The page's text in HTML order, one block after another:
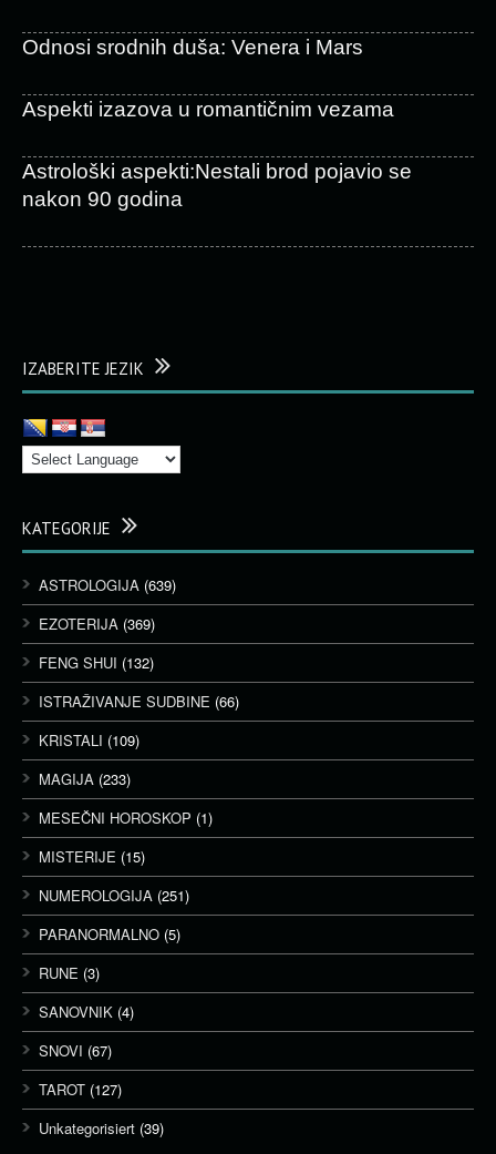
Odnosi srodnih duša: Venera i Mars
Aspekti izazova u romantičnim vezama
Astrološki aspekti:Nestali brod pojavio se
nakon 90 godina
IZABERITE JEZIK
KATEGORIJE
ASTROLOGIJA (639)
EZOTERIJA (369)
FENG SHUI (132)
ISTRAŽIVANJE SUDBINE (66)
KRISTALI (109)
MAGIJA (233)
MESEČNI HOROSKOP (1)
MISTERIJE (15)
NUMEROLOGIJA (251)
PARANORMALNO (5)
RUNE (3)
SANOVNIK (4)
SNOVI (67)
TAROT (127)
Unkategorisiert (39)